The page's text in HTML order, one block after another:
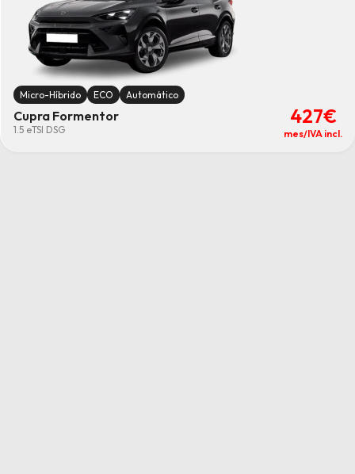
Micro-Híbrido ECO Automático
Cupra Formentor
1.5 eTSI DSG
427€
mes/IVA incl.